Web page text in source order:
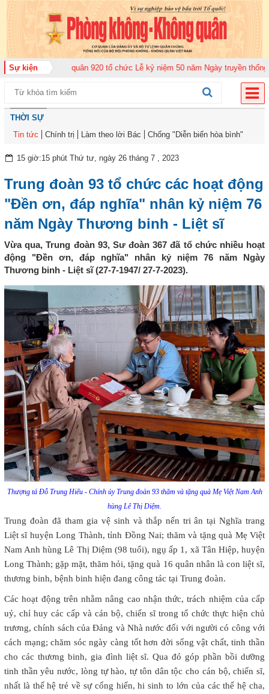
Sự kiện
đoàn Không quân 920 tổ chức Lễ kỷ niệm 50 năm Ngày truyền thống (12-
THỜI SỰ
Tin tức
Chính trị Làm theo lời Bác Chống "Diễn biến hòa bình"
15 giờ:15 phút Thứ tư, ngày 26 tháng 7 , 2023
Trung đoàn 93 tổ chức các hoạt động
"Đền ơn, đáp nghĩa" nhân kỷ niệm 76
năm Ngày Thương binh - Liệt sĩ
Vừa qua, Trung đoàn 93, Sư đoàn 367 đã tổ chức nhiều hoạt
động "Đền ơn, đáp nghĩa" nhân kỷ niệm 76 năm Ngày
Thương binh - Liệt sĩ (27-7-1947/ 27-7-2023).
Thượng tá Đỗ Trung Hiếu - Chính ủy Trung đoàn 93 thăm và tặng quà Mẹ Việt Nam Anh
hùng Lê Thị Diệm.
Trung đoàn đã tham gia vệ sinh và thắp nến tri ân tại Nghĩa trang
Liệt sĩ huyện Long Thành, tỉnh Đồng Nai; thăm và tặng quà Mẹ Việt
Nam Anh hùng Lê Thị Diệm (98 tuổi), ngụ ấp 1, xã Tân Hiệp, huyện
Long Thành; gặp mặt, thăm hỏi, tặng quà 16 quân nhân là con liệt sĩ,
thương binh, bệnh binh hiện đang công tác tại Trung đoàn.
Các hoạt động trên nhằm nâng cao nhận thức, trách nhiệm của cấp
uỷ, chỉ huy các cấp và cán bộ, chiến sĩ trong tổ chức thực hiện chủ
trương, chính sách của Đảng và Nhà nước đối với người có công với
cách mạng; chăm sóc ngày càng tốt hơn đời sống vật chất, tinh thần
cho các thương binh, gia đình liệt sĩ. Qua đó góp phần bồi dưỡng
tinh thần yêu nước, lòng tự hào, tự tôn dân tộc cho cán bộ, chiến sĩ,
nhất là thế hệ trẻ về sự cống hiến, hi sinh to lớn của các thế hệ cha,